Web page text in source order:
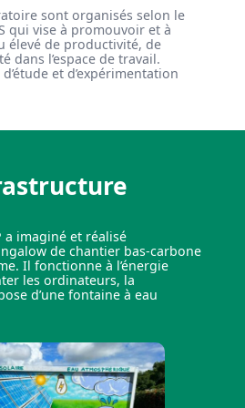
sont organisés selon le
qui vise à promouvoir et à
élevé de productivité, de
dans l’espace de travail.
et d’expérimentation
a imaginé et réalisé
de chantier bas-carbone
Il fonctionne à l’énergie
les ordinateurs, la
d’une fontaine à eau